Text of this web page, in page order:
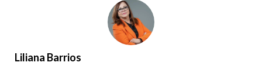
Liliana Barrios